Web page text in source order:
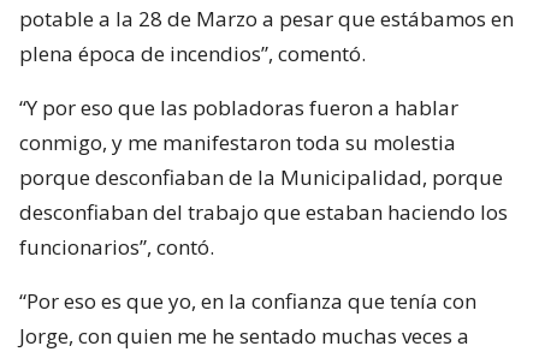
potable a la 28 de Marzo a pesar que estábamos en
plena época de incendios”, comentó.
“Y por eso que las pobladoras fueron a hablar
conmigo, y me manifestaron toda su molestia
porque desconfiaban de la Municipalidad, porque
desconfiaban del trabajo que estaban haciendo los
funcionarios”, contó.
“Por eso es que yo, en la confianza que tenía con
Jorge, con quien me he sentado muchas veces a